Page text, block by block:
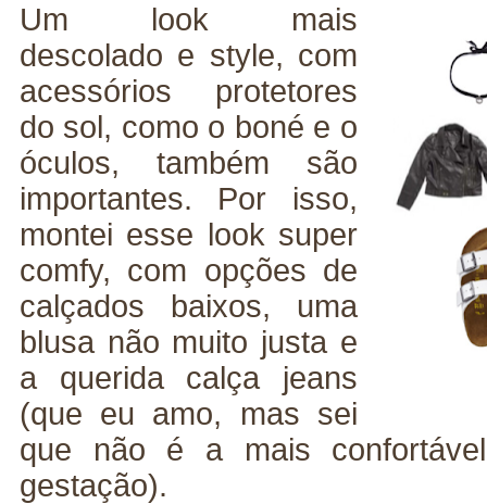
Um look mais
descolado e style, com
acessórios protetores
do sol, como o boné e o
óculos, também são
importantes. Por isso,
montei esse look super
comfy, com opções de
calçados baixos, uma
blusa não muito justa e
a querida calça jeans
(que eu amo, mas sei
que não é a mais
gestação).